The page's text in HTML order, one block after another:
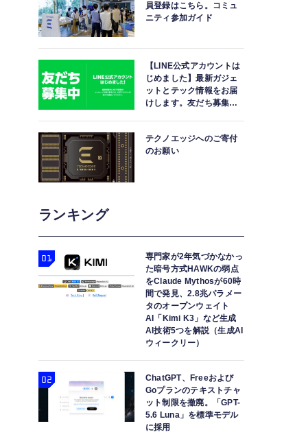
員登録はこちら。コミュ
ニティ参加ガイド
【LINE公式アカウントは
じめました】最新ガジェ
ットとテック情報をお届
けします。友だち募集
テクノエッジへのご寄付
のお願い
ランキング
専門家が2年気づかなかっ
た暗号方式HAWKの弱点
をClaude Mythosが60時
間で発見、2.8兆パラメー
タのオープンウェイト
AI「Kimi K3」など生成
AI技術5つを解説（生成AI
ウィークリー）
ChatGPT、Freeおよび
Goプランのテキストチャ
ット制限を撤廃。「GPT-
5.6 Luna」を標準モデル
に採用